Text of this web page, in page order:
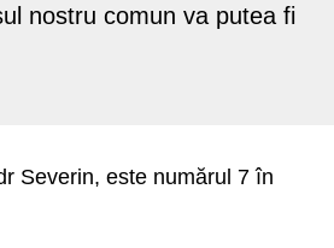
nostru comun va putea fi
Severin, este numărul 7 în